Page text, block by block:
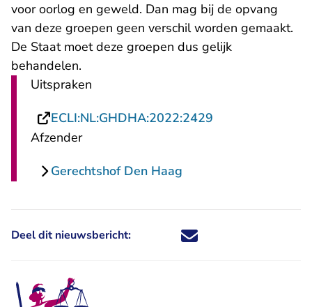
voor oorlog en geweld. Dan mag bij de opvang
van deze groepen geen verschil worden gemaakt.
De Staat moet deze groepen dus gelijk
behandelen.
Uitspraken
ECLI:NL:GHDHA:2022:2429
Afzender
Gerechtshof Den Haag
Deel dit nieuwsbericht: Deel dit nieuwsbericht via X -
Deel dit nieuwsbericht via
Deel dit nieuwsbericht
Deel dit